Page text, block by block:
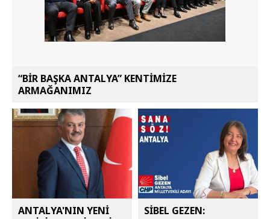
“BİR BAŞKA ANTALYA” KENTİMİZE
ARMAĞANIMIZ
ANTALYA'NIN YENİ
SİBEL GEZEN: